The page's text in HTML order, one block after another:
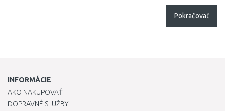
Pokračovať
INFORMÁCIE
AKO NAKUPOVAŤ
DOPRAVNÉ SLUŽBY